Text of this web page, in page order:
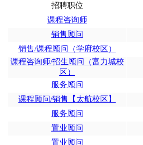
招聘职位
课程咨询师
销售顾问
销售/课程顾问（学府校区）
课程咨询师/招生顾问（富力城校
区）
服务顾问
课程顾问/销售【太航校区】
服务顾问
置业顾问
置业顾问